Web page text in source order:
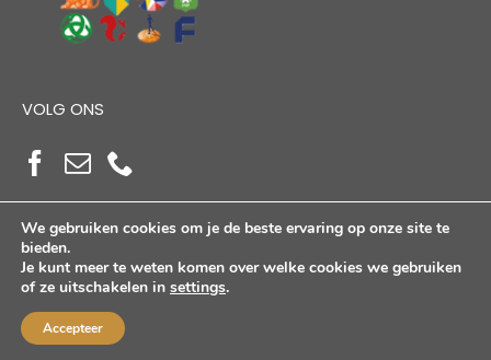
VOLG ONS
Copyright Alloutdoorshop © 2026. Alle Rechten
KVK: 17264972 | BTW: NL821384764B01
We gebruiken cookies om je de beste ervaring op onze site te
bieden.
Je kunt meer te weten komen over welke cookies we gebruiken
of ze uitschakelen in settings.
Accepteer